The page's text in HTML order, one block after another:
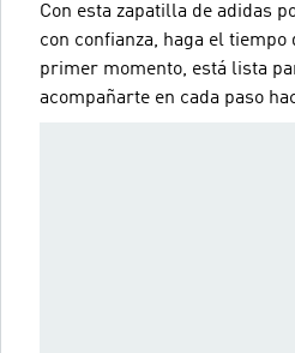
Con esta zapatilla de adidas
con confianza, haga el tiempo
primer momento, está lista
acompañarte en cada paso